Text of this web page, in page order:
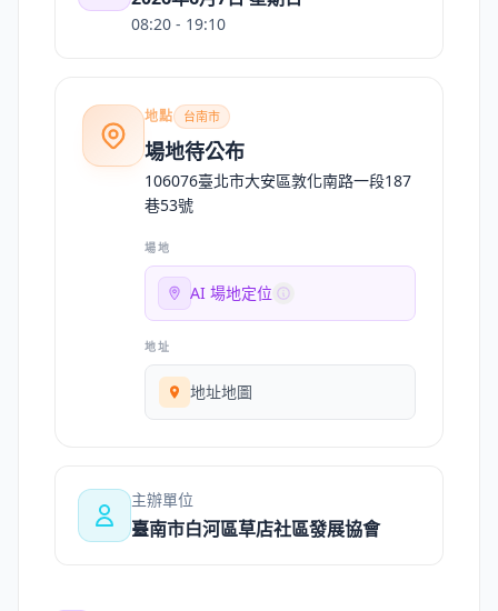
08:20 - 19:10
地點 台南市
場地待公布
106076臺北市大安區敦化南路一段187
巷53號
場地
AI 場地定位
地址
地址地圖
主辦單位
臺南市白河區草店社區發展協會